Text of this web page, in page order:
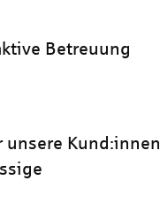
Betreuung
unsere Kund:innen